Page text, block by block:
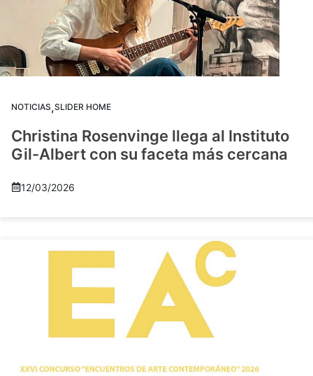
NOTICIAS,SLIDER HOME
Christina Rosenvinge llega al Instituto
Gil-Albert con su faceta más cercana
12/03/2026